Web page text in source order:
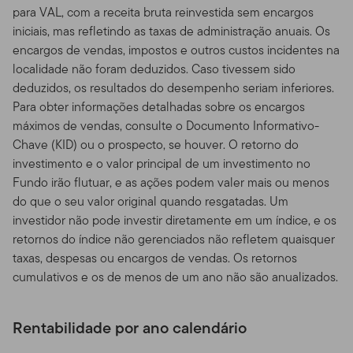
para VAL, com a receita bruta reinvestida sem encargos
iniciais, mas refletindo as taxas de administração anuais. Os
encargos de vendas, impostos e outros custos incidentes na
localidade não foram deduzidos. Caso tivessem sido
deduzidos, os resultados do desempenho seriam inferiores.
Para obter informações detalhadas sobre os encargos
máximos de vendas, consulte o Documento Informativo-
Chave (KID) ou o prospecto, se houver. O retorno do
investimento e o valor principal de um investimento no
Fundo irão flutuar, e as ações podem valer mais ou menos
do que o seu valor original quando resgatadas. Um
investidor não pode investir diretamente em um índice, e os
retornos do índice não gerenciados não refletem quaisquer
taxas, despesas ou encargos de vendas. Os retornos
cumulativos e os de menos de um ano não são anualizados.
Rentabilidade por ano calendário
riscos que incluem a possível perda da quantia principal
investida.
Riscos de Investimento.Todos os fundos estão sujeitos
a certos riscos. De forma geral, investimentos que
oferecem potencial de retorno mais alto estão
acompanhados de um grau maior de risco. Ações e
outros títulos que representam direitos de propriedade
em uma corporação historicamente tiveram melhor
performance que outras classes de ativos a longo
prazo, mas tendem a flutuar de forma mais dramática
num período mais curto. Títulos e outras obrigações de
dívida são afetados pela credibilidade de seus
emissores e mudanças nas taxas de juros, com os
preços frequentemente declinando à medida que a
e maiores riscos também. Investimento estrangeiro,